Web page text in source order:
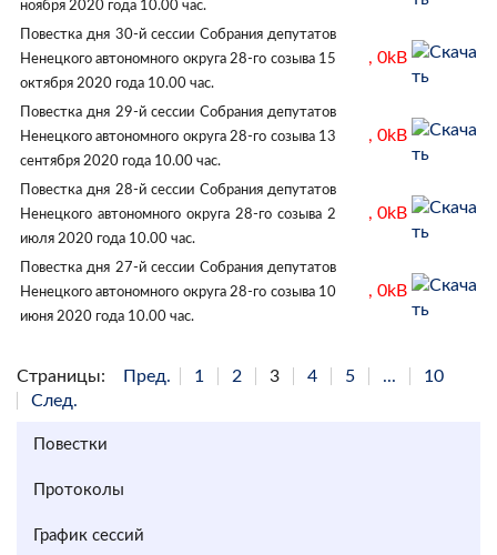
ноября 2020 года 10.00 час.
Повестка дня 30-й сессии Собрания депутатов
Ненецкого автономного округа 28-го созыва 15
октября 2020 года 10.00 час.
, 0kB
Повестка дня 29-й сессии Собрания депутатов
Ненецкого автономного округа 28-го созыва 13
сентября 2020 года 10.00 час.
, 0kB
Повестка дня 28-й сессии Собрания депутатов
Ненецкого автономного округа 28-го созыва 2
июля 2020 года 10.00 час.
, 0kB
Повестка дня 27-й сессии Собрания депутатов
Ненецкого автономного округа 28-го созыва 10
июня 2020 года 10.00 час.
, 0kB
Страницы: Пред. 1 2 3 4 5 ...
10
След.
Повестки
Протоколы
График сессий